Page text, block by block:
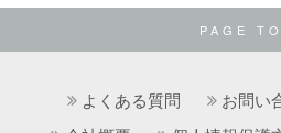
PAGE
よくある質問 お問い